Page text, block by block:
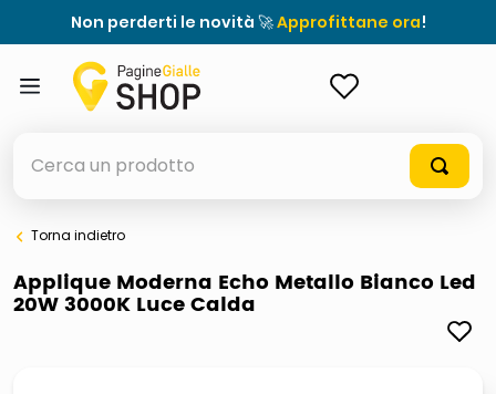
Non perderti le novità 🚀Approfittane ora!
elenchi telefonici
orologio parete
Torna indietro
Applique Moderna Echo Metallo Bianco Led
20W 3000K Luce Calda